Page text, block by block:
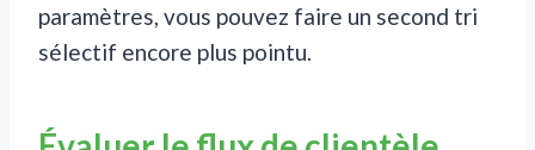
paramètres, vous pouvez faire un second tri
sélectif encore plus pointu.